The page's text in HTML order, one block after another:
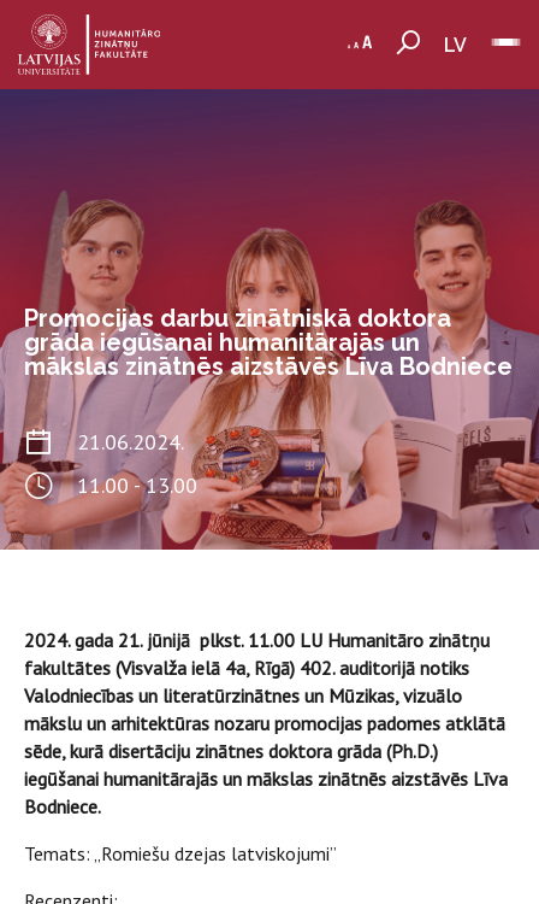
LV
Promocijas darbu zinātniskā doktora
grāda iegūšanai humanitārajās un
mākslas zinātnēs aizstāvēs Līva Bodniece
21.06.2024.
11.00 - 13.00
2024. gada 21. jūnijā plkst. 11.00 LU Humanitāro zinātņu
fakultātes (Visvalža ielā 4a, Rīgā) 402. auditorijā notiks
Valodniecības un literatūrzinātnes un Mūzikas, vizuālo
mākslu un arhitektūras nozaru promocijas padomes atklātā
sēde, kurā disertāciju zinātnes doktora grāda (Ph.D.)
iegūšanai humanitārajās un mākslas zinātnēs aizstāvēs Līva
Bodniece.
Temats: „Romiešu dzejas latviskojumi”